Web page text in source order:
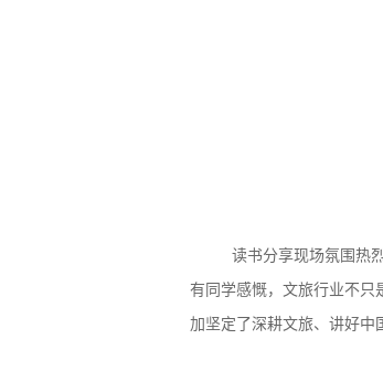
读书分享现场氛围热
有同学感慨，文旅行业不只
加坚定了深耕文旅、讲好中